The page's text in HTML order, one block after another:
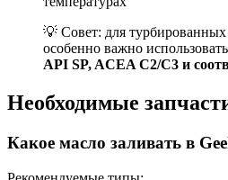
💡 Совет: для
особенно важно использовать
API SP, ACEA C2/C3 и
Необходимые
Какое масло заливать в